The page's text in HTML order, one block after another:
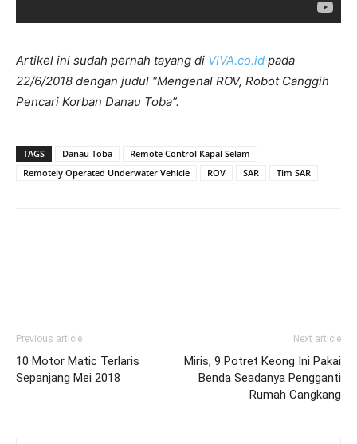
Artikel ini sudah pernah tayang di VIVA.co.id pada
22/6/2018 dengan judul “Mengenal ROV, Robot Canggih
Pencari Korban Danau Toba”.
TAGS Danau Toba
Remote Control Kapal Selam
Remotely Operated Underwater Vehicle
ROV SAR Tim SAR
Previous article
10 Motor Matic Terlaris
Sepanjang Mei 2018
Next article
Miris, 9 Potret Keong Ini Pakai
Benda Seadanya Pengganti
Rumah Cangkang